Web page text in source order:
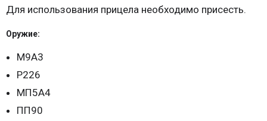
Для использования прицела необходимо присесть.
Оружие:
М9А3
Р226
МП5А4
ПП90